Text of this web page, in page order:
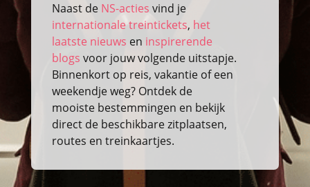
Naast de NS-acties vind je
internationale treintickets, het
laatste nieuws en inspirerende
blogs voor jouw volgende uitstapje.
Binnenkort op reis, vakantie of een
weekendje weg? Ontdek de
mooiste bestemmingen en bekijk
direct de beschikbare zitplaatsen,
routes en treinkaartjes.